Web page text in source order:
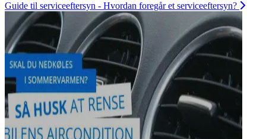
Guide til serviceeftersyn - Hvordan foregår et serviceeftersyn?